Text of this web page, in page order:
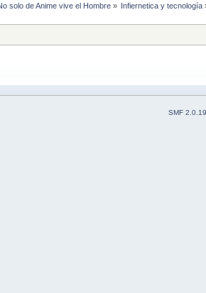
solo de Anime vive el Hombre» Infiernetica y tecnología
SMF 2.0.19